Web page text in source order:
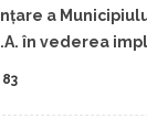
a
în vederea
83